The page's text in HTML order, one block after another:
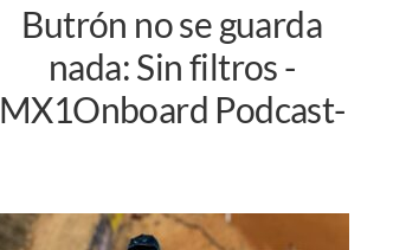
Butrón no se guarda
nada: Sin filtros -
MX1Onboard Podcast-